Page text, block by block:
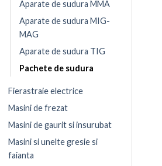
Aparate de sudura MMA
Aparate de sudura MIG-
MAG
Aparate de sudura TIG
Pachete de sudura
Fierastraie electrice
Masini de frezat
Masini de gaurit si insurubat
Masini si unelte gresie si
faianta